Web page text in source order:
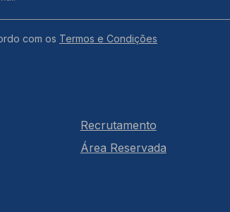
com os Termos e Condições
Recrutamento
Área Reservada